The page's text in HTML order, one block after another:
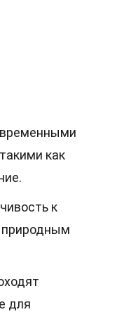
как
к
природным
для